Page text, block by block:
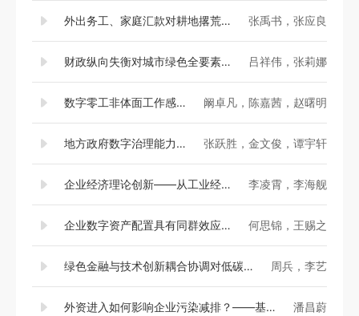
张禹书，张应良
外出务工、家庭汇款对耕地撂荒的影响——基于流失效应与收入效应的分析
吕祥伟，张莉娜
财政纵向失衡对城市绿色全要素生产率的影响——双重机器学习下来自土地财政视角的理论阐释
阚卓凡，陈嘉茜，赵曙明
数字零工非体面工作感知与主动服务行为
张跃胜，金文俊，谭宇轩
地方政府数字治理能力提升路径研究——基于TOE分析框架的组态分析
李凌霄，李海舰
企业经济理论创新——从工业经济时代到数智经济时代
何思锦，王赐之
企业数字资产配置具有同群效应吗？——基于分析师跟踪网络视角的研究
周兵，李艺
绿色金融与技术创新耦合协调对低碳经济发展的影响
潘昌蔚
外资进入如何影响企业污染减排？——基于行业关联角度的分析